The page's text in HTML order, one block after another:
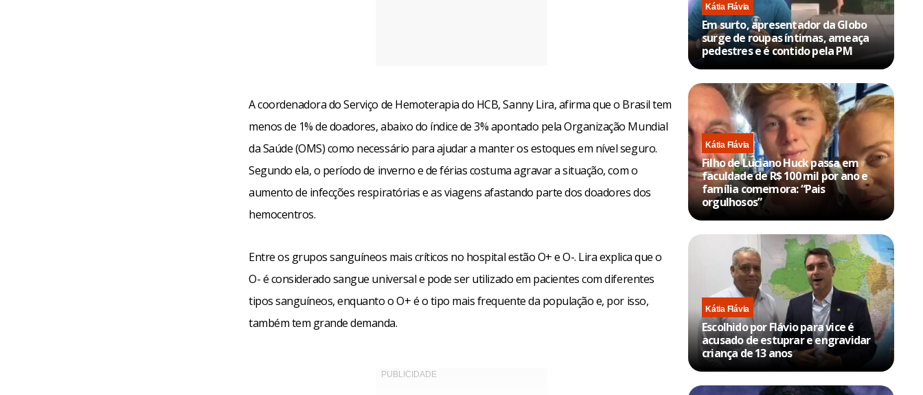
A coordenadora do Serviço de Hemoterapia do HCB, Sanny Lira, afirma que o Brasil tem
menos de 1% de doadores, abaixo do índice de 3% apontado pela Organização Mundial
da Saúde (OMS) como necessário para ajudar a manter os estoques em nível seguro.
Segundo ela, o período de inverno e de férias costuma agravar a situação, com o
aumento de infecções respiratórias e as viagens afastando parte dos doadores dos
hemocentros.
Entre os grupos sanguíneos mais críticos no hospital estão O+ e O-. Lira explica que o
O- é considerado sangue universal e pode ser utilizado em pacientes com diferentes
tipos sanguíneos, enquanto o O+ é o tipo mais frequente da população e, por isso,
também tem grande demanda.
Kátia Flávia
Em surto, apresentador da Globo
surge de roupas íntimas, ameaça
pedestres e é contido pela PM
Kátia Flávia
Filho de Luciano Huck passa em
faculdade de R$ 100 mil por ano e
família comemora: “Pais
orgulhosos”
Kátia Flávia
Escolhido por Flávio para vice é
acusado de estuprar e engravidar
criança de 13 anos